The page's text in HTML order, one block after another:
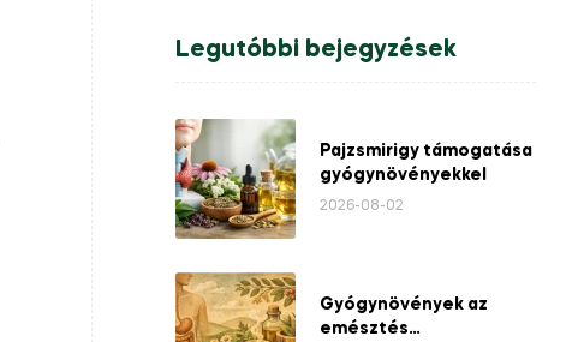
Legutóbbi bejegyzések
Pajzsmirigy támogatása
gyógynövényekkel
2026-08-02
Gyógynövények az
emésztés